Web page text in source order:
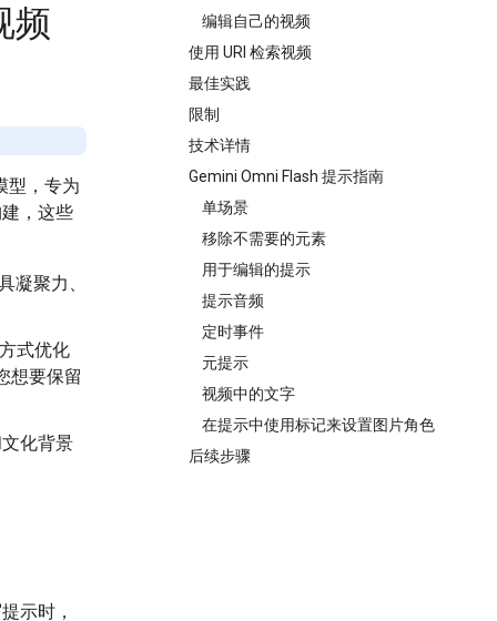
编辑自己的视频
使用 URI 检索视频
最佳实践
限制
技术详情
Gemini Omni Flash 提示指南
单场景
移除不需要的元素
用于编辑的提示
提示音频
定时事件
元提示
视频中的文字
在提示中使用标记来设置图片角色
后续步骤
频
型，专为
，这些
凝聚力、
式优化
想要保留
化背景
示时，